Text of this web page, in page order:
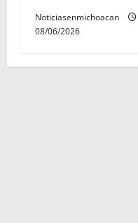
Noticiasenmichoacan
08/06/2026